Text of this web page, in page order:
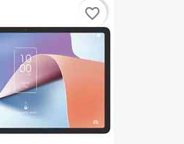
favorite_border